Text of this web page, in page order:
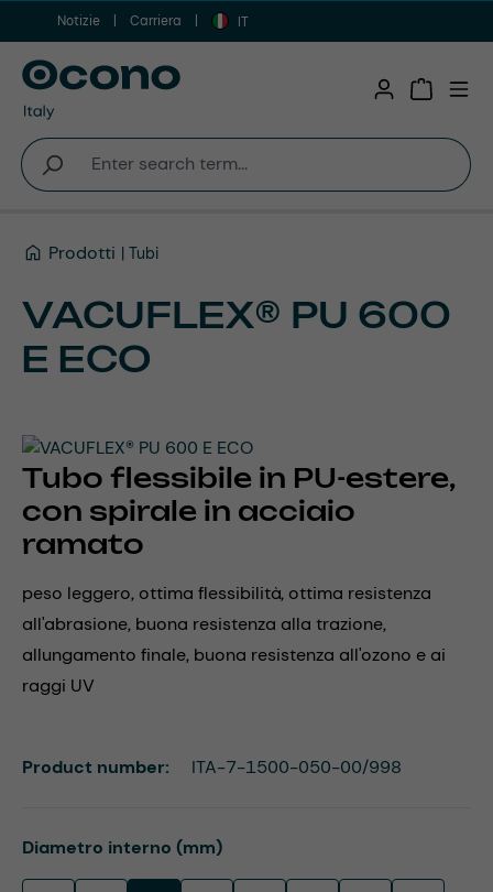
Vai al contenuto principale
Notizie Carriera IT
Prodotti Tubi
VACUFLEX® PU 600
E ECO
Tubo flessibile in PU-estere,
con spirale in acciaio
ramato
peso leggero, ottima flessibilità, ottima resistenza
all'abrasione, buona resistenza alla trazione,
allungamento finale, buona resistenza all'ozono e ai
raggi UV
Select
Diametro interno (mm)
Product number: ITA-7-1500-050-00/998